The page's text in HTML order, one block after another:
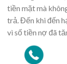
tiền mặt mà
trả. Đến khi đến
vì số tiền nợ đã